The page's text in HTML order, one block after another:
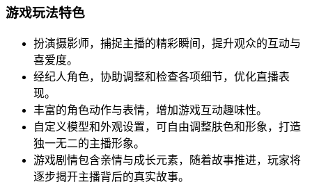
游戏玩法特色
扮演摄影师，捕捉主播的精彩瞬间，提升观众的互动与
喜爱度。
经纪人角色，协助调整和检查各项细节，优化直播表
现。
丰富的角色动作与表情，增加游戏互动趣味性。
自定义模型和外观设置，可自由调整肤色和形象，打造
独一无二的主播形象。
游戏剧情包含亲情与成长元素，随着故事推进，玩家将
逐步揭开主播背后的真实故事。